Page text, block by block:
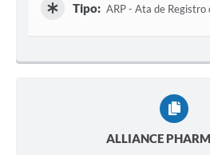
Tipo: ARP - Ata de Registro
ALLIANCE